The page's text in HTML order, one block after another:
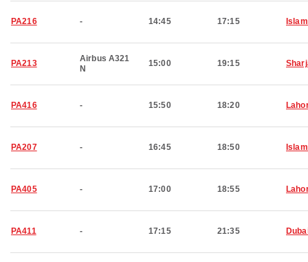
PA216 - 14:45 17:15
PA213
Airbus A321
N
15:00 19:15
PA416 - 15:50 18:20
PA207 - 16:45 18:50
PA405 - 17:00 18:55
PA411 - 17:15 21:35